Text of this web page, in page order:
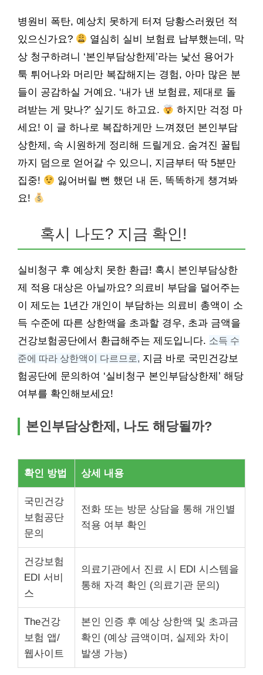
병원비 폭탄, 예상치 못하게 터져 당황스러웠던 적
있으신가요?
열심히 실비 보험료 납부했는데, 막
상 청구하려니 ‘본인부담상한제’라는 낯선 용어가
툭 튀어나와 머리만 복잡해지는 경험, 아마 많은 분
들이 공감하실 거예요. ‘내가 낸 보험료, 제대로 돌
려받는 게 맞나?’ 싶기도 하고요.
하지만 걱정 마
세요! 이 글 하나로 복잡하게만 느껴졌던 본인부담
상한제, 속 시원하게 정리해 드릴게요. 숨겨진 꿀팁
까지 덤으로 얻어갈 수 있으니, 지금부터 딱 5분만
집중!
잃어버릴 뻔 했던 내 돈, 똑똑하게 챙겨봐
요!
혹시 나도? 지금 확인!
실비청구 후 예상치 못한 환급! 혹시 본인부담상한
제 적용 대상은 아닐까요? 의료비 부담을 덜어주는
이 제도는 1년간 개인이 부담하는 의료비 총액이 소
득 수준에 따른 상한액을 초과할 경우, 초과 금액을
건강보험공단에서 환급해주는 제도입니다. 소득 수
준에 따라 상한액이 다르므로, 지금 바로 국민건강보
험공단에 문의하여 ‘실비청구 본인부담상한제’ 해당
여부를 확인해보세요!
본인부담상한제, 나도 해당될까?
확인 방법 상세 내용
국민건강
보험공단
문의
전화 또는 방문 상담을 통해 개인별
적용 여부 확인
건강보험
EDI 서비
스
의료기관에서 진료 시 EDI 시스템을
통해 자격 확인 (의료기관 문의)
The건강
보험 앱/
웹사이트
본인 인증 후 예상 상한액 및 초과금
확인 (예상 금액이며, 실제와 차이
발생 가능)